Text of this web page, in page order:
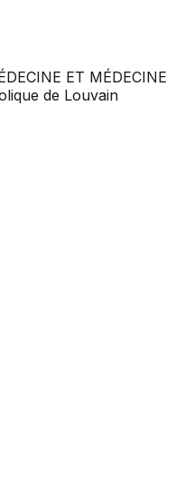
ET MÉDECINE
de Louvain